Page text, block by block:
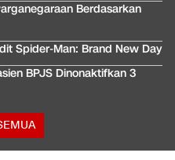
Berdasarkan
Spider-Man: Brand New Day
BPJS Dinonaktifkan 3